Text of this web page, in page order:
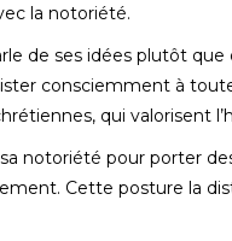
la notoriété.
de ses idées plutôt que
consciemment à
qui valorisent
notoriété pour porter
Cette posture la